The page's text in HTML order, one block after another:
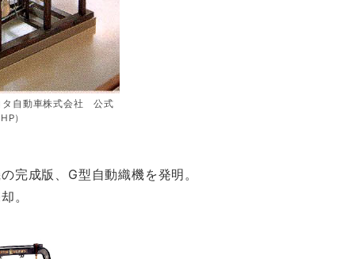
タ自動車株式会社 公式
HP）
完成版、G型自動織機を発明。
。